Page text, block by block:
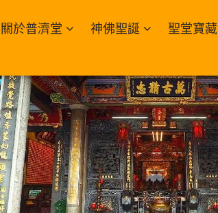
關於普濟堂 神佛聖誕 聖堂寶藏